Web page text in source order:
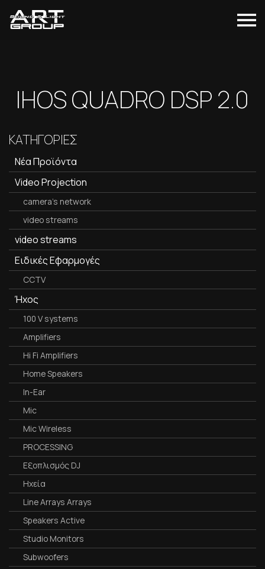
IHOS QUADRO DSP 2.0
ΚΑΤΗΓΟΡΙΕΣ
Νέα Προϊόντα
Video Projection
camera's network
video streams
video streams
Ειδικές Εφαρμογές
CCTV
Ήχος
100 V systems
Amplifiers
Hi Fi Amplifiers
Home Speakers
In-Ear
Mic
Mic Wireless
PROCESSING
Εξοπλισμός DJ
Ηχεία
Line Arrays Arrays
Speakers Active
Studio Monitors
Subwoofers